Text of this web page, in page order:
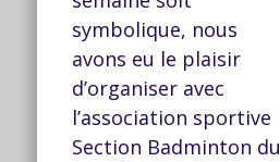
symbolique, nous
avons eu le plaisir
d’organiser avec
l’association sportive
Section Badminton du